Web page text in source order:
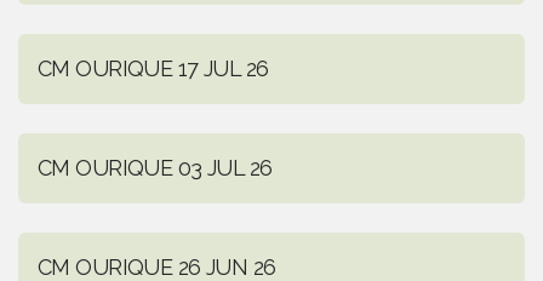
CM OURIQUE 17 JUL 26
CM OURIQUE 03 JUL 26
CM OURIQUE 26 JUN 26